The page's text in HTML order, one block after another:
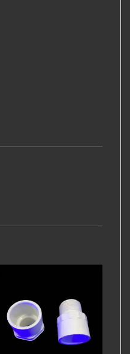
Ajouter
à la
liste
d’envies